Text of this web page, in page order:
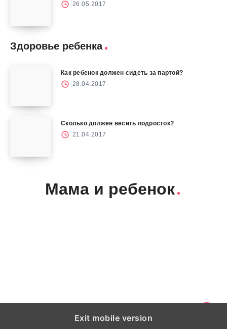
26.05.2017
Здоровье ребенка
Как ребенок должен сидеть за партой?
28.04.2017
Сколько должен весить подросток?
21.04.2017
Мама и ребенок
Exit mobile version